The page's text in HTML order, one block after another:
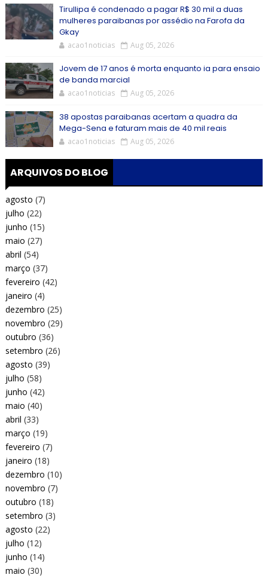
Tirullipa é condenado a pagar R$ 30 mil a duas
mulheres paraibanas por assédio na Farofa da
Gkay
acao1noticias Aug 05, 2026
Jovem de 17 anos é morta enquanto ia para ensaio
de banda marcial
acao1noticias Aug 05, 2026
38 apostas paraibanas acertam a quadra da
Mega-Sena e faturam mais de 40 mil reais
acao1noticias Aug 05, 2026
ARQUIVOS DO BLOG
agosto (7)
julho (22)
junho (15)
maio (27)
abril (54)
março (37)
fevereiro (42)
janeiro (4)
dezembro (25)
novembro (29)
outubro (36)
setembro (26)
agosto (39)
julho (58)
junho (42)
maio (40)
abril (33)
março (19)
fevereiro (7)
janeiro (18)
dezembro (10)
novembro (7)
outubro (18)
setembro (3)
agosto (22)
julho (12)
junho (14)
maio (30)